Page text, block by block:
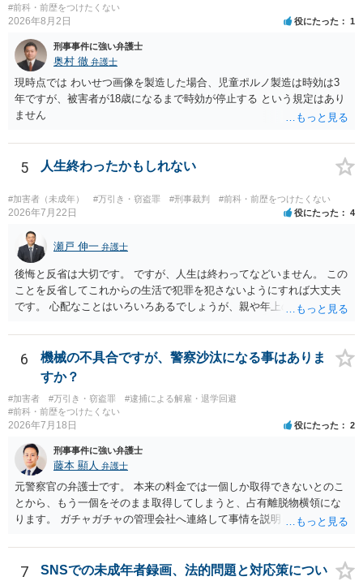
#前科・前歴をつけたくない
2026年8月2日 役にたった 1
刑事事件に強い弁護士
奥村 徹 弁護士
現時点では わいせつ画像を製造した場合、児童ポルノ製造は時効は3
年ですが、被害者が18歳になるまで時効が停止する という規定はあり
ません
5 人生終わったかもしれない
#加害者（未成年） #万引き・窃盗罪 #刑事裁判 #前科・前歴をつけたくない
2026年7月22日 役にたった 4
瀬戸 伸一 弁護士
後悔と反省は大切です。 ですが、人生は終わってなどいません。 この
ことを反省してこれからの生活で犯罪を犯さないようにすれば大丈夫
です。 心配なことはいろいろあるでしょうが、親や年上の兄弟や信頼
す。
6
機械の不具合ですが、警察沙汰になる事はありま
すか？
#加害者 #万引き・窃盗罪
#逮捕による解雇・退学回避
#前科・前歴をつけたくない
2026年7月18日 役にたった 2
刑事事件に強い弁護士
藤本 顯人 弁護士
元警察官の弁護士です。 本来の料金では一個しか取得できないとのこ
とから、もう一個をそのまま取得してしまうと、占有離脱物横領にな
ります。 ガチャガチャの管理会社へ連絡して事情を説明して一個返還
あるいは管理会社がお金は不要かつ返還不要との申し出があれば取得
しても問題ありません。
7
SNSでの未成年者録画、法的問題と対応策につい